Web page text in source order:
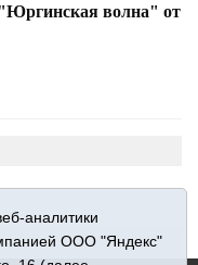
волна" от
аналитики
ООО "Яндекс"